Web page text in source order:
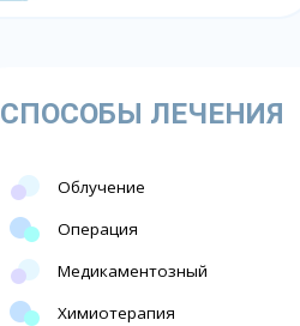
СПОСОБЫ ЛЕЧЕНИЯ
Облучение
Операция
Медикаментозный
Химиотерапия